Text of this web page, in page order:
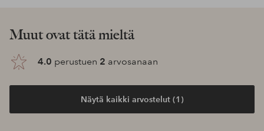
Muut ovat tätä mieltä
4.0 perustuen 2 arvosanaan
Näytä kaikki arvostelut (1)